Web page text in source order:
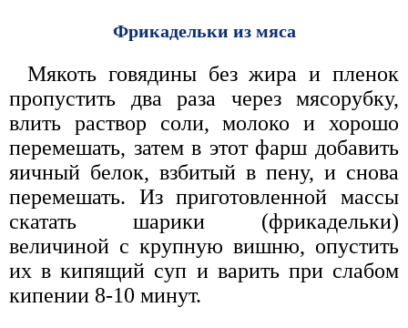
Фрикадельки из мяса
Мякоть говядины без жира и пленок
пропустить два раза через мясорубку,
влить раствор соли, молоко и хорошо
перемешать, затем в этот фарш добавить
яичный белок, взбитый в пену, и снова
перемешать. Из приготовленной массы
скатать шарики (фрикадельки)
величиной с крупную вишню, опустить
их в кипящий суп и варить при слабом
кипении 8-10 минут.